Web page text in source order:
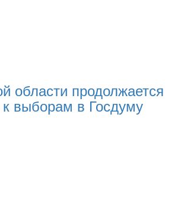
области продолжается
к выборам в Госдуму